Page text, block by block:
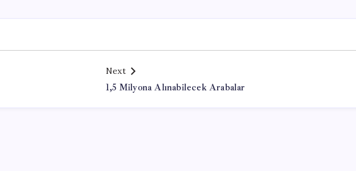
Next
1,5 Milyona Alınabilecek Arabalar